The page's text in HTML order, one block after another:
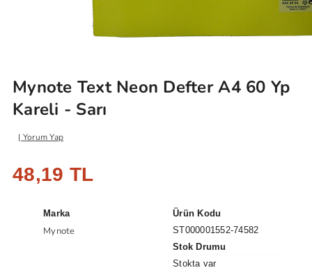
Mynote Text Neon Defter A4 60 Yp
Kareli - Sarı
Yorum Yap
48,19 TL
Marka
Mynote
Ürün Kodu
ST000001552-74582
Stok Drumu
Stokta var